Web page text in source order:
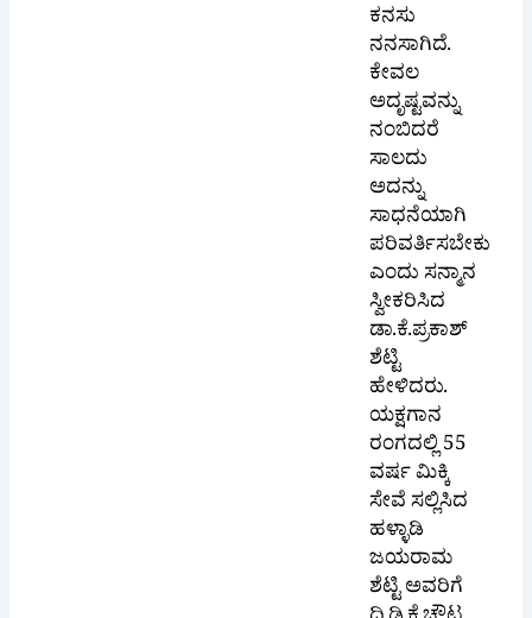
ಕನಸು
ನನಸಾಗಿದೆ.
ಕೇವಲ
ಅದೃಷ್ಟವನ್ನು
ನಂಬಿದರೆ
ಸಾಲದು
ಅದನ್ನು
ಸಾಧನೆಯಾಗಿ
ಪರಿವರ್ತಿಸಬೇಕು
ಎಂದು ಸನ್ಮಾನ
ಸ್ವೀಕರಿಸಿದ
ಡಾ.ಕೆ.ಪ್ರಕಾಶ್
ಶೆಟ್ಟಿ
ಹೇಳಿದರು.
ಯಕ್ಷಗಾನ
ರಂಗದಲ್ಲಿ 55
ವರ್ಷ ಮಿಕ್ಕಿ
ಸೇವೆ ಸಲ್ಲಿಸಿದ
ಹಳ್ಳಾಡಿ
ಜಯರಾಮ
ಶೆಟ್ಟಿ ಅವರಿಗೆ